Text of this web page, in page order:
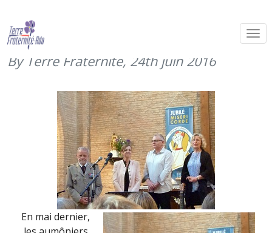
Récital de Pentecôte à Balma (mai
2016)
By Terre Fraternité, 24th juin 2016
En mai dernier,